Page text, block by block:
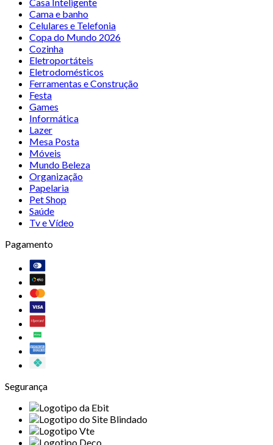
Cama e banho
Celulares e Telefonia
Copa do Mundo 2026
Cozinha
Eletroportáteis
Eletrodomésticos
Ferramentas e Construção
Festa
Games
Informática
Lazer
Mesa Posta
Móveis
Mundo Beleza
Organização
Papelaria
Pet Shop
Saúde
Tv e Vídeo
Pagamento
Segurança